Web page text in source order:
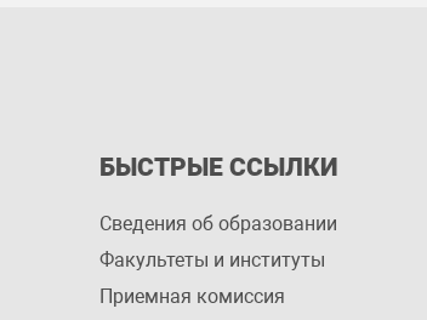
БЫСТРЫЕ ССЫЛКИ
Сведения об образовании
Факультеты и институты
Приемная комиссия